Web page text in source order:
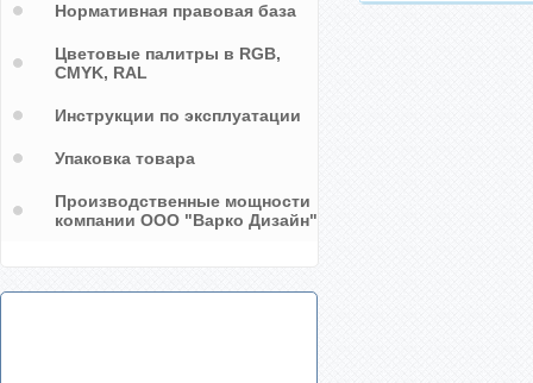
Нормативная правовая база
Цветовые палитры в RGB,
CMYK, RAL
Инструкции по эксплуатации
Упаковка товара
Производственные мощности
компании ООО "Варко Дизайн"